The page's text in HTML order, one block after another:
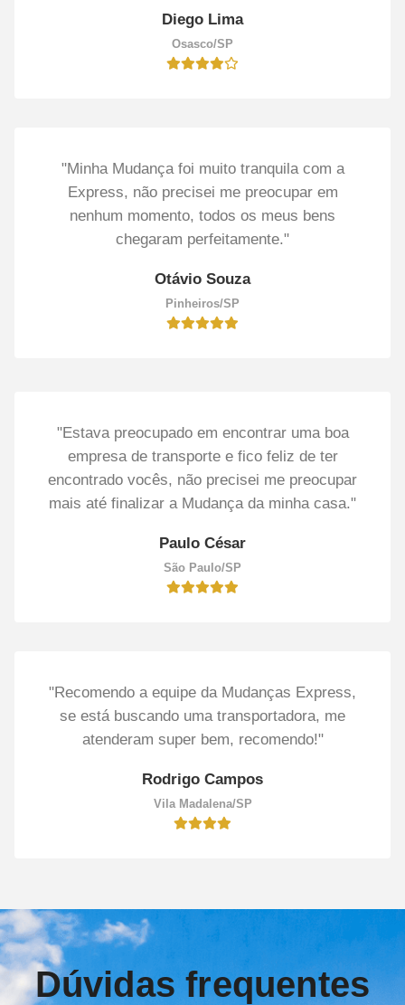
Diego Lima
Osasco/SP
"Minha Mudança foi muito tranquila com a
Express, não precisei me preocupar em
nenhum momento, todos os meus bens
chegaram perfeitamente."
Otávio Souza
Pinheiros/SP
"Estava preocupado em encontrar uma boa
empresa de transporte e fico feliz de ter
encontrado vocês, não precisei me preocupar
mais até finalizar a Mudança da minha casa."
Paulo César
São Paulo/SP
"Recomendo a equipe da Mudanças Express,
se está buscando uma transportadora, me
atenderam super bem, recomendo!"
Rodrigo Campos
Vila Madalena/SP
Dúvidas frequentes